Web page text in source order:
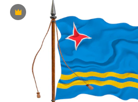
Premium